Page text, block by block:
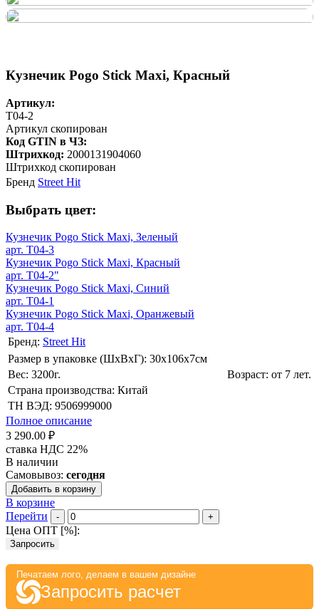
Кузнечик Pogo Stick Maxi, Красный
Артикул:
T04-2
Артикул скопирован
Код GTIN в ЧЗ:
Штрихкод: 2000131904060
Штрихкод скопирован
Бренд Street Hit
Выбрать цвет:
Кузнечик Pogo Stick Maxi, Зеленый
арт. T04-3
Кузнечик Pogo Stick Maxi, Красный
арт. T04-2"
Кузнечик Pogo Stick Maxi, Синий
арт. T04-1
Кузнечик Pogo Stick Maxi, Оранжевый
арт. T04-4
Бренд: Street Hit
Размер в упаковке (ШхВxГ): 30х106х7cм
Вес: 3200г.
Возраст: от 7 лет.
Страна производства: Китай
ТН ВЭД: 9506999000
Полное описание
3 290.00 ₽
ставка НДС 22%
В наличии
Самовывоз: сегодня
Добавить в корзину
В корзине
Перейти
- +
Цена ОПТ [%]:
Запросить
Печатаем лого, делаем в вашем дизайне
Запросить расчет